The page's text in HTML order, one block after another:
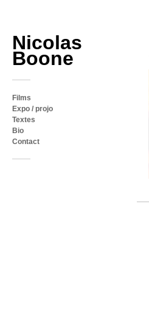
Nicolas
Boone
Films
Expo / projo
Textes
Bio
Contact